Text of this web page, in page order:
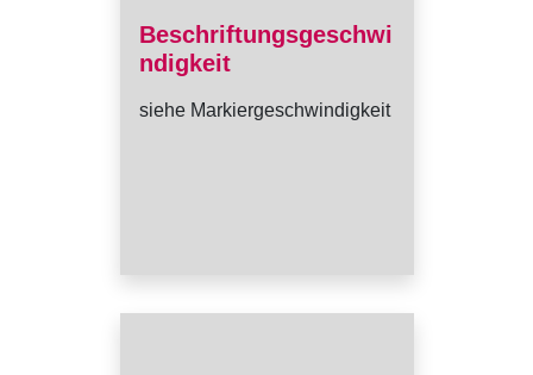
Beschriftungsgeschwi
ndigkeit
siehe Markiergeschwindigkeit